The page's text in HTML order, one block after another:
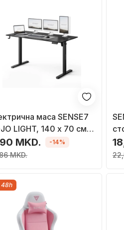
маса SENSE7
LIGHT, 140 x 70 см,
MKD.
MKD.
-14%
48h